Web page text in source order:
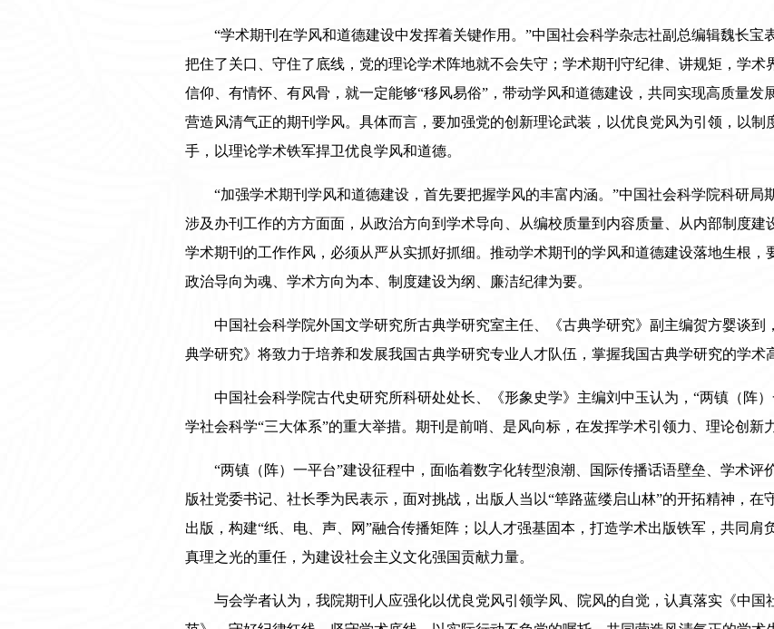
“学术期刊在学风和道德建设中发挥着关键作用。”中国社会科学杂志社副总编辑魏长宝
把住了关口、守住了底线，党的理论学术阵地就不会失守；学术期刊守纪律、讲规矩，学
信仰、有情怀、有风骨，就一定能够“移风易俗”，带动学风和道德建设，共同实现高质量发
营造风清气正的期刊学风。具体而言，要加强党的创新理论武装，以优良党风为引领，以制
手，以理论学术铁军捍卫优良学风和道德。
“加强学术期刊学风和道德建设，首先要把握学风的丰富内涵。”中国社会科学院科研局
涉及办刊工作的方方面面，从政治方向到学术导向、从编校质量到内容质量、从内部制度
学术期刊的工作作风，必须从严从实抓好抓细。推动学术期刊的学风和道德建设落地生根
政治导向为魂、学术方向为本、制度建设为纲、廉洁纪律为要。
中国社会科学院外国文学研究所古典学研究室主任、《古典学研究》副主编贺方婴谈
典学研究》将致力于培养和发展我国古典学研究专业人才队伍，掌握我国古典学研究的学术
中国社会科学院古代史研究所科研处处长、《形象史学》主编刘中玉认为，“两镇（阵
学社会科学“三大体系”的重大举措。期刊是前哨、是风向标，在发挥学术引领力、理论创新
“两镇（阵）一平台”建设征程中，面临着数字化转型浪潮、国际传播话语壁垒、学术评
版社党委书记、社长季为民表示，面对挑战，出版人当以“筚路蓝缕启山林”的开拓精神，
出版，构建“纸、电、声、网”融合传播矩阵；以人才强基固本，打造学术出版铁军，共同肩
真理之光的重任，为建设社会主义文化强国贡献力量。
与会学者认为，我院期刊人应强化以优良党风引领学风、院风的自觉，认真落实《中国